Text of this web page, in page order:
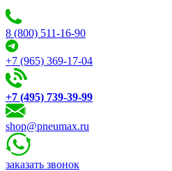
8 (800) 511-16-90
+7 (965) 369-17-04
+7 (495) 739-39-99
shop@pneumax.ru
заказать звонок